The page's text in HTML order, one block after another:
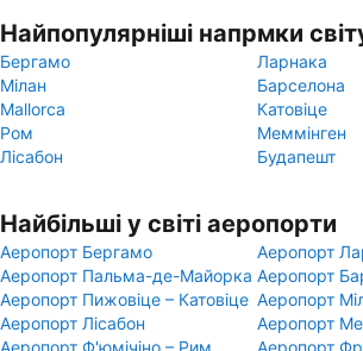
Найпопулярніші напрмки
Бергамо
Ларнака
Мілан
Барселона
Mallorca
Катовіце
Ром
Меммінген
Лісабон
Будапешт
Найбільші у світі аеропорти
Аеропорт Бергамо
Аеропорт
Аеропорт Пальма-де-Майорка Аеропорт
Аеропорт Пижовіце – Катовіце Аеропорт
Аеропорт Лісабон
Аеропорт
Аеропорт Ф'юмічіно – Рим
Аеропорт